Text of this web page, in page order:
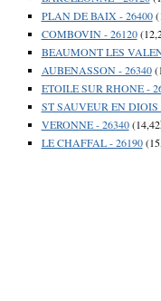
PLAN DE BAIX - 26400
COMBOVIN - 26120
BEAUMONT LES
AUBENASSON - 26340
ETOILE SUR RHONE -
ST SAUVEUR EN DIOIS
VERONNE - 26340
LE CHAFFAL - 26190